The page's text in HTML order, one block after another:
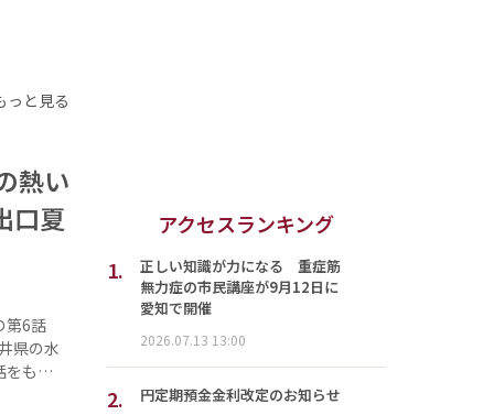
っと見る
熱い
口夏
第6話
県の水
をも…
アクセスランキング
1.
正しい知識が力になる 重症筋
無力症の市民講座が9月12日に
愛知で開催
2026.07.13 13:00
2. 円定期預金金利改定のお知らせ